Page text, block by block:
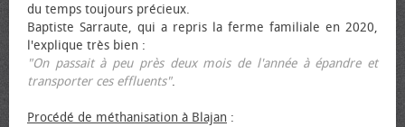
du temps toujours précieux.
Baptiste Sarraute, qui a repris la ferme familiale en 2020,
l'explique très bien :
"On passait à peu près deux mois de l'année à épandre et
transporter ces effluents".
Procédé de méthanisation à Blajan :